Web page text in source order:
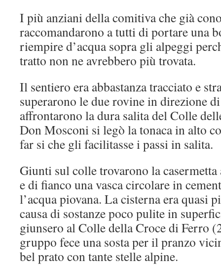
I più anziani della comitiva che già
raccomandarono a tutti di portare una
riempire d’acqua sopra gli alpeggi
tratto non ne avrebbero più trovata.
Il sentiero era abbastanza tracciato e
superarono le due rovine in direzione
affrontarono la dura salita del Colle
Don Mosconi si legò la tonaca in alto
far si che gli facilitasse i passi in salita.
Giunti sul colle trovarono la
e di fianco una vasca circolare in
l’acqua piovana. La cisterna era quasi
causa di sostanze poco pulite in
giunsero al Colle della Croce di Ferro
gruppo fece una sosta per il pranzo
bel prato con tante stelle alpine.